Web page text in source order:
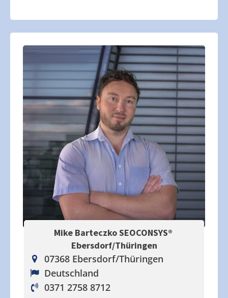
Mike Barteczko SEOCONSYS®
Ebersdorf/Thüringen
07368 Ebersdorf/Thüringen
Deutschland
0371 2758 8712